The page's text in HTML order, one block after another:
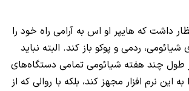
داشت که هایپر او اس به آرامی راه خود را
ردمی و پوکو باز کند. البته نباید
طول چند هفته شیائومی تمامی دستگاه‌های
این نرم افزار مجهز کند، بلکه با روالی که از